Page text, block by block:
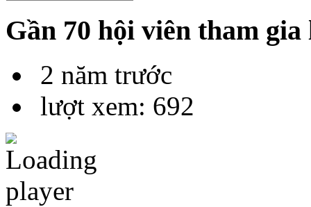
Gần 70 hội viên tham
2 năm trước
lượt xem: 692